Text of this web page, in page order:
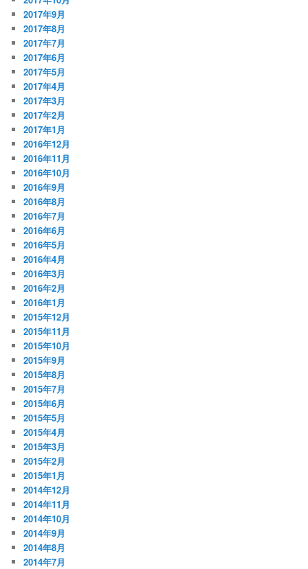
2017年9月
2017年8月
2017年7月
2017年6月
2017年5月
2017年4月
2017年3月
2017年2月
2017年1月
2016年12月
2016年11月
2016年10月
2016年9月
2016年8月
2016年7月
2016年6月
2016年5月
2016年4月
2016年3月
2016年2月
2016年1月
2015年12月
2015年11月
2015年10月
2015年9月
2015年8月
2015年7月
2015年6月
2015年5月
2015年4月
2015年3月
2015年2月
2015年1月
2014年12月
2014年11月
2014年10月
2014年9月
2014年8月
2014年7月